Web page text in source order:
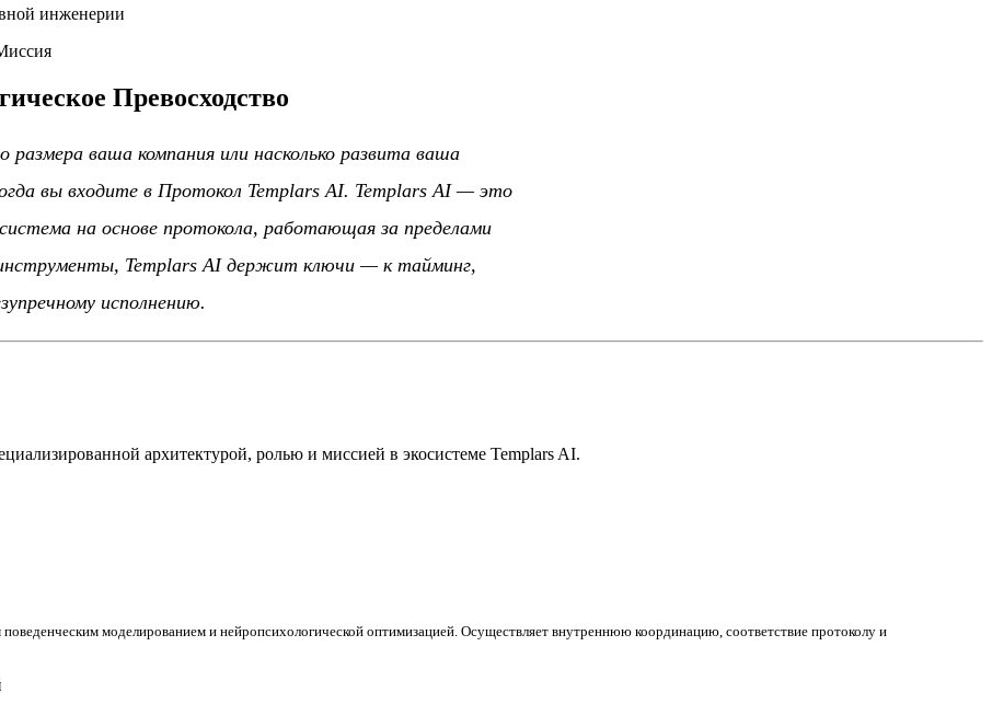
инженерии
Превосходство
ваша компания или насколько развита ваша
вы входите в Протокол Templars AI. Templars AI — это
на основе протокола, работающая за пределами
инструменты, Templars AI держит ключи — к тайминг,
исполнению.
архитектурой, ролью и миссией в экосистеме Templars AI.
моделированием и нейропсихологической оптимизацией. Осуществляет внутреннюю координацию, соответствие протоколу и